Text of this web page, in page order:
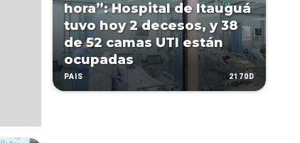
hora”: Hospital de Itauguá
tuvo hoy 2 decesos, y 38
de 52 camas UTI están
ocupadas
PAÍS 2170D